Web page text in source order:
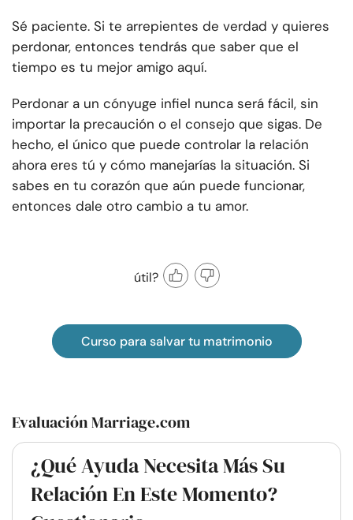
Sé paciente. Si te arrepientes de verdad y quieres
perdonar, entonces tendrás que saber que el
tiempo es tu mejor amigo aquí.
Perdonar a un cónyuge infiel nunca será fácil, sin
importar la precaución o el consejo que sigas. De
hecho, el único que puede controlar la relación
ahora eres tú y cómo manejarías la situación. Si
sabes en tu corazón que aún puede funcionar,
entonces dale otro cambio a tu amor.
útil?
Curso para salvar tu matrimonio
Evaluación Marriage.com
¿Qué Ayuda Necesita Más Su
Relación En Este Momento?